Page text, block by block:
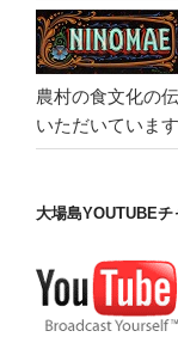
農村の食文化の
いただいています
大場島YOUTUBEチ